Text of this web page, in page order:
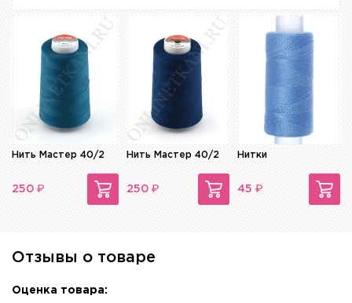
Нить Мастер 40/2
250 ₽
Нить Мастер 40/2
250 ₽
Нитки
45 ₽
Отзывы о товаре
Оценка товара: